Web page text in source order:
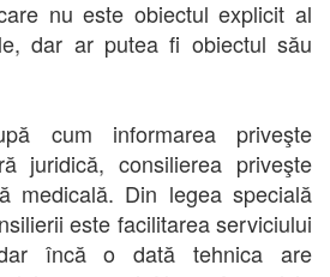
nu este obiectul explicit al
dar ar putea fi obiectul său
cum informarea priveşte
juridică, consilierea priveşte
medicală. Din legea specială
este facilitarea serviciului
încă o dată tehnica are